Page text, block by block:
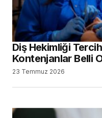
Diş Hekimliği
Kontenjanlar Belli
23 Temmuz 2026